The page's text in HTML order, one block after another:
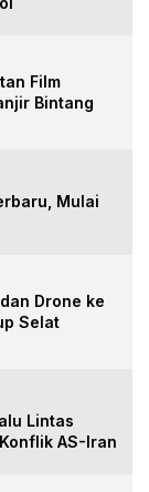
Film
Bintang
Mulai
Drone ke
Selat
Lintas
AS-Iran